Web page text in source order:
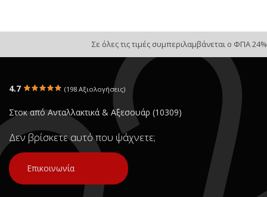
Σε όλες τις τιμές συμπεριλαμβάνεται ο ΦΠΑ 24%
4.7 (198 Αξιολογήσεις)
Στοκ από Ανταλλακτικά & Αξεσουάρ (10309)
Δεν βρίσκετε αυτό που ψάχνετε;
Επικοινωνία